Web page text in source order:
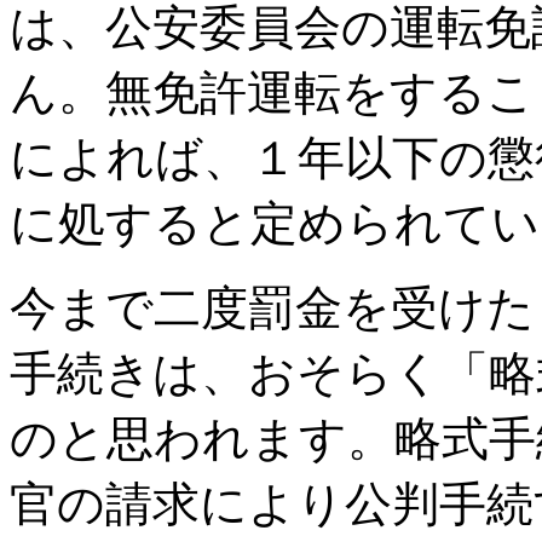
は、公安委員会の運転
ん。無免許運転をする
によれば、１年以下の
に処すると定められて
今まで二度罰金を受け
手続きは、おそらく「
のと思われます。略式
官の請求により公判手